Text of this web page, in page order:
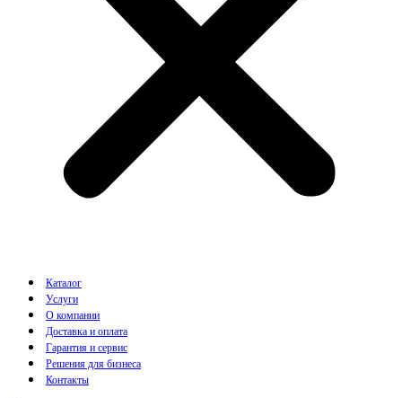
Каталог
Услуги
О компании
Доставка и оплата
Гарантия и сервис
Решения для бизнеса
Контакты